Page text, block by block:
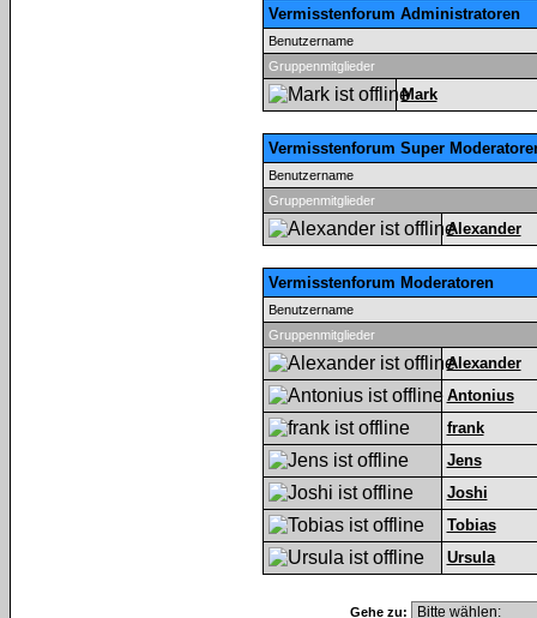
Vermisstenforum Administratoren
Benutzername
Gruppenmitglieder
Mark
Vermisstenforum Super
Benutzername
Gruppenmitglieder
Alexander
Vermisstenforum Moderatoren
Benutzername
Gruppenmitglieder
Alexander
Antonius
frank
Jens
Joshi
Tobias
Ursula
Gehe zu: